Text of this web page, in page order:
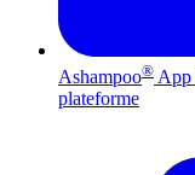
Ashampoo® App
plateforme